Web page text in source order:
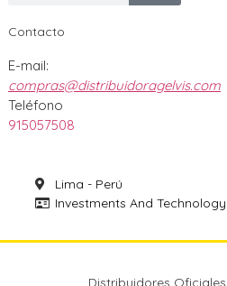
Contacto
E-mail:
compras@distribuidoragelvis.com
Teléfono
915057508
Lima - Perú
Investments And Technology
Distribuidores